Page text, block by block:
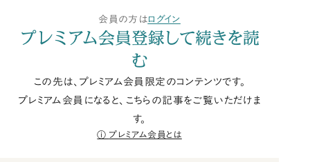
会員の方はログイン
プレミアム会員登録して続きを読
む
この先は、プレミアム会員限定のコンテンツです。
プレミアム会員になると、こちらの記事をご覧いただけま
す。
プレミアム会員とは